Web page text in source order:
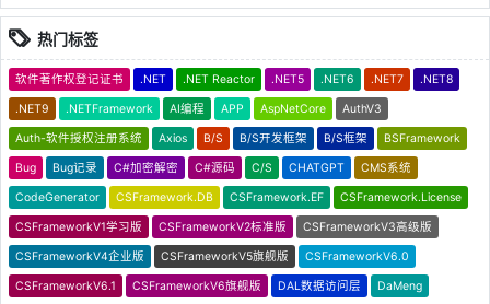
热门标签
软件著作权登记证书 .NET .NET Reactor .NET5 .NET6 .NET7 .NET8
.NET9 .NETFramework AI编程 APP AspNetCore AuthV3
Auth-软件授权注册系统 Axios B/S B/S开发框架 B/S框架 BSFramework
Bug Bug记录 C#加密解密 C#源码 C/S CHATGPT CMS系统
CodeGenerator CSFramework.DB CSFramework.EF CSFramework.License
CSFrameworkV1学习版 CSFrameworkV2标准版 CSFrameworkV3高级版
CSFrameworkV4企业版 CSFrameworkV5旗舰版 CSFrameworkV6.0
CSFrameworkV6.1 CSFrameworkV6旗舰版 DAL数据访问层 DaMeng